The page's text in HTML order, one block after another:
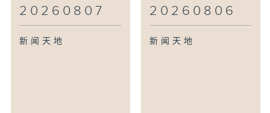
20260807
新闻天地
20260806
新闻天地